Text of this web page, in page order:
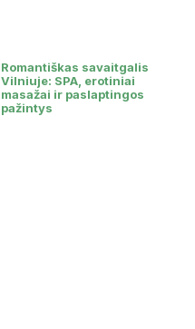
Romantiškas savaitgalis
Vilniuje: SPA, erotiniai
masažai ir paslaptingos
pažintys